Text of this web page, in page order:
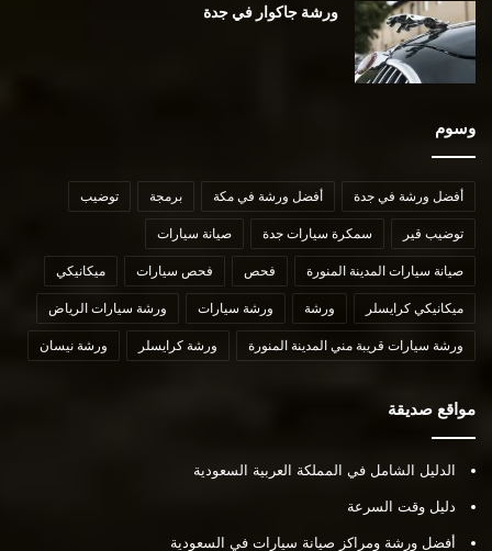
ورشة جاكوار في جدة
وسوم
أفضل ورشة في جدة أفضل ورشة في مكة برمجة توضيب
توضيب قير سمكرة سيارات جدة صيانة سيارات
صيانة سيارات المدينة المنورة فحص فحص سيارات ميكانيكي
ميكانيكي كرايسلر ورشة ورشة سيارات ورشة سيارات الرياض
ورشة سيارات قريبة مني المدينة المنورة ورشة كرايسلر ورشة نيسان
مواقع صديقة
الدليل الشامل في المملكة العربية السعودية
دليل وقت السرعة
أفضل ورشة ومراكز صيانة سيارات في السعودية